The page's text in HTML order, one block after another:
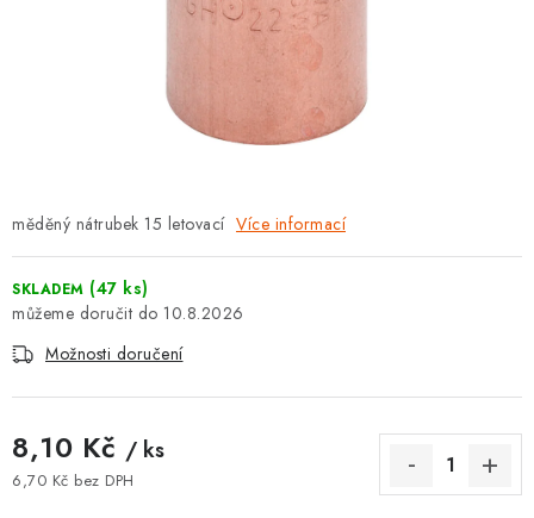
OBCHODNÍ PODMÍNKY
🚚 STAV OBJEDNÁVKY
měděný nátrubek 15 letovací Více informací
SKLADEM (47 ks)
10.8.2026
Možnosti doručení
8,10 Kč / ks
6,70 Kč bez DPH